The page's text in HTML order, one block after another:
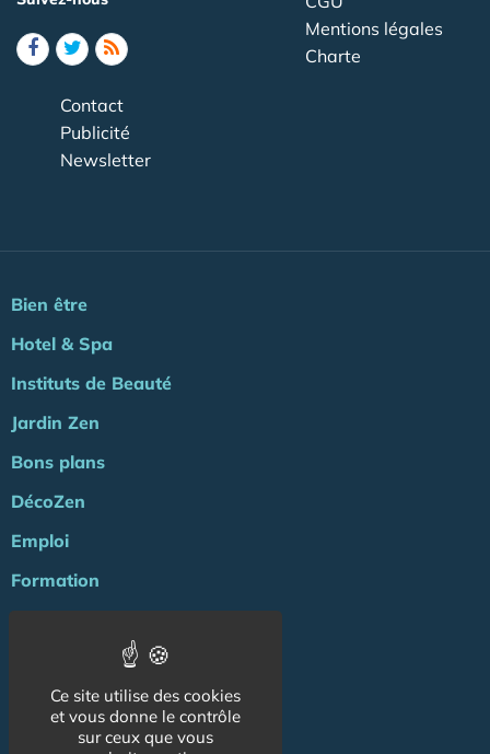
Mentions légales
Charte
Contact
Publicité
Newsletter
Bien être
Hotel & Spa
Instituts de Beauté
Jardin Zen
Bons plans
DécoZen
Emploi
Formation
Energie
NOS AUTRES SITES :
Ce site utilise des cookies
et vous donne le contrôle
sur ceux que vous